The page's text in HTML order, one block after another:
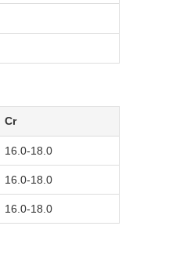
Cr
16.0-18.0
16.0-18.0
16.0-18.0